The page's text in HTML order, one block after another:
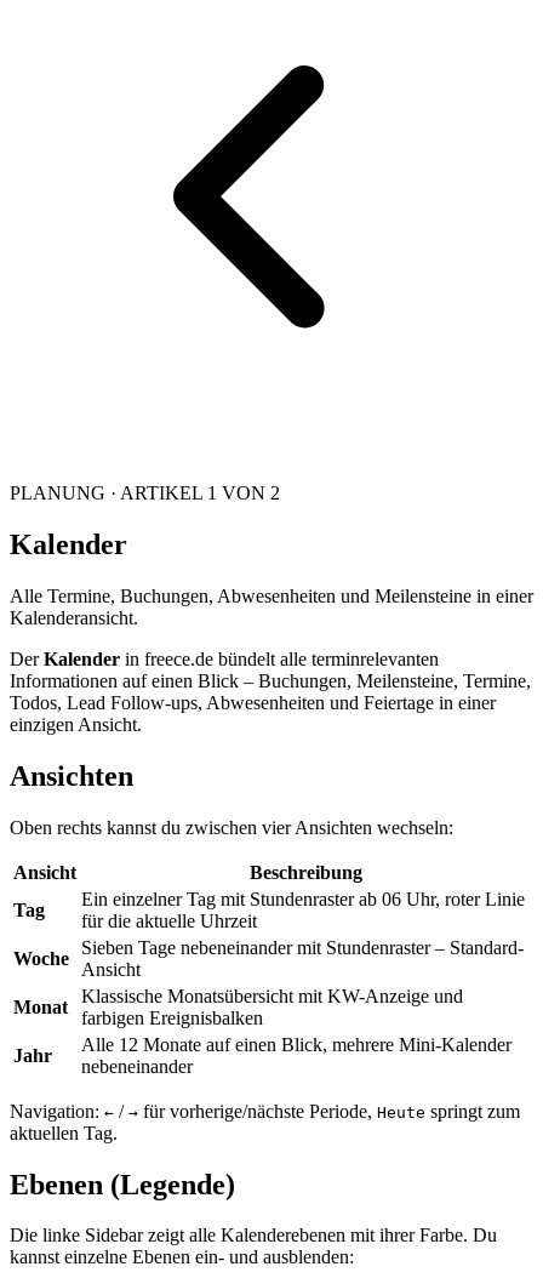
PLANUNG · ARTIKEL 1 VON 2
Kalender
Alle Termine, Buchungen, Abwesenheiten und Meilensteine in einer
Kalenderansicht.
DerKalender in freece.de bündelt alle terminrelevanten
Informationen auf einen Blick – Buchungen, Meilensteine, Termine,
Todos, Lead Follow-ups, Abwesenheiten und Feiertage in einer
einzigen Ansicht.
Ansichten
Oben rechts kannst du zwischen vier Ansichten wechseln:
Ansicht
Beschreibung
Tag
Ein einzelner Tag mit Stundenraster ab 06 Uhr, roter Linie
für die aktuelle Uhrzeit
Woche
Sieben Tage nebeneinander mit Stundenraster – Standard-
Ansicht
Monat
Klassische Monatsübersicht mit KW-Anzeige und
farbigen Ereignisbalken
Jahr
Alle 12 Monate auf einen Blick, mehrere Mini-Kalender
nebeneinander
Navigation: ← / → für vorherige/nächste Periode, Heute springt zum
aktuellen Tag.
Ebenen (Legende)
Die linke Sidebar zeigt alle Kalenderebenen mit ihrer Farbe. Du
kannst einzelne Ebenen ein- und ausblenden: